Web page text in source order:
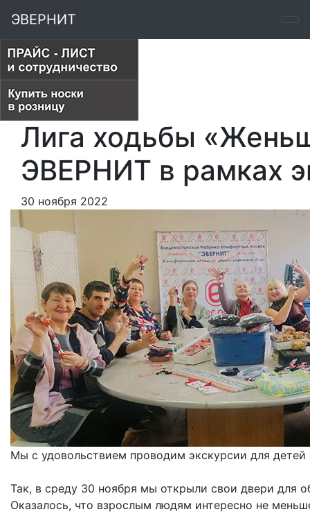
ЭВЕРНИТ
Лига ходьбы
ЭВЕРНИТ в рамках
30 ноября 2022
Мы с удовольствием проводим экскурсии для
Так, в среду 30 ноября мы открыли свои двери для
Оказалось, что взрослым людям интересно не